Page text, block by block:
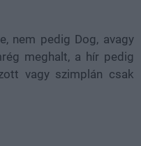
nem pedig Dog, avagy
meghalt, a hír pedig
vagy szimplán csak